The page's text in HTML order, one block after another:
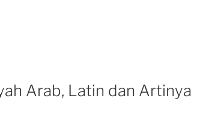
Arab, Latin dan Artinya